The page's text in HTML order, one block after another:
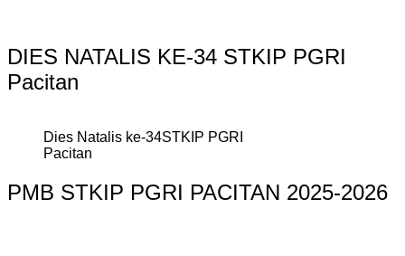
DIES NATALIS KE-34 STKIP PGRI
Pacitan
Dies Natalis ke-34STKIP PGRI
Pacitan
PMB STKIP PGRI PACITAN 2025-2026